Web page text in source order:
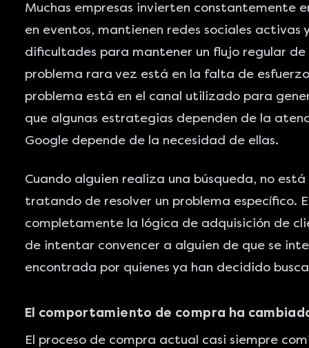
Muchas empresas invierten constantemente
en eventos, mantienen redes sociales activas
dificultades para mantener un flujo regular de
problema rara vez está en la falta de
problema está en el canal utilizado para
que algunas estrategias dependen de la
Google depende de la necesidad de ellas.
Cuando alguien realiza una búsqueda, no
tratando de resolver un problema específico.
completamente la lógica de adquisición de
de intentar convencer a alguien de que se
encontrada por quienes ya han decidido
El comportamiento de compra ha
El proceso de compra actual casi siempre